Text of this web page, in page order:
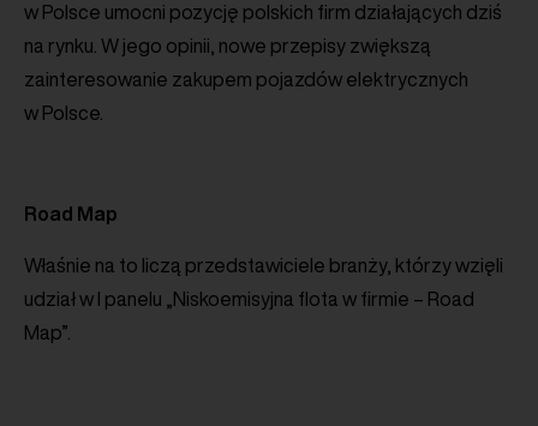
w Polsce umocni pozycję polskich firm działających dziś
na rynku. W jego opinii, nowe przepisy zwiększą
zainteresowanie zakupem pojazdów elektrycznych
w Polsce.
Road Map
Właśnie na to liczą przedstawiciele branży, którzy wzięli
udział w I panelu „Niskoemisyjna flota w firmie – Road
Map”.